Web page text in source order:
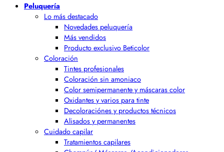
Peluquería
Lo más destacado
Novedades peluquería
Más vendidos
Producto exclusivo Beticolor
Coloración
Tintes profesionales
Coloración sin amoniaco
Color semipermanente y máscaras color
Oxidantes y varios para tinte
Decoloraciónes y productos técnicos
Alisados y permanentes
Cuidado capilar
Tratamientos capilares